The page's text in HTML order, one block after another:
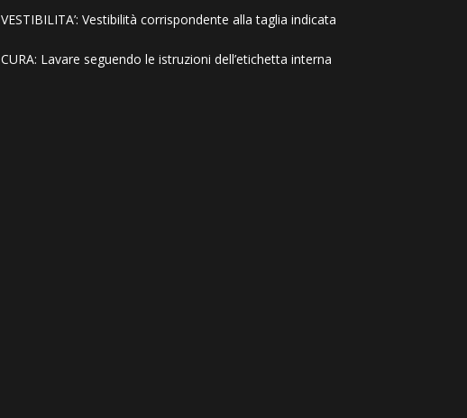
VESTIBILITA’: Vestibilità corrispondente alla taglia indicata
CURA: Lavare seguendo le istruzioni dell’etichetta interna